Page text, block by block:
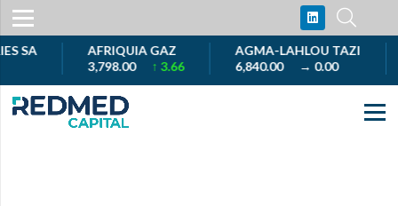
AFRIQUIA GAZ
3,798.00↑ 3.66
AGMA-LAHLOU TAZI
6,840.00→ 0.00